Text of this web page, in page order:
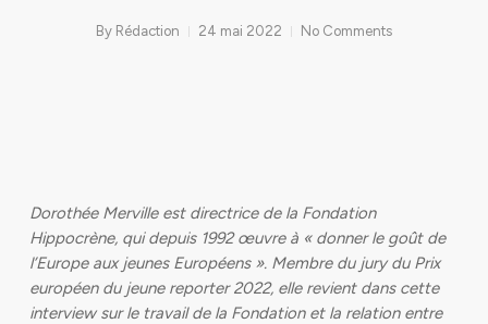
By Rédaction 24 mai 2022 No Comments
Dorothée Merville est directrice de la Fondation
Hippocrène, qui depuis 1992 œuvre à « donner le goût de
l’Europe aux jeunes Européens ». Membre du jury du Prix
européen du jeune reporter 2022, elle revient dans cette
interview sur le travail de la Fondation et la relation entre